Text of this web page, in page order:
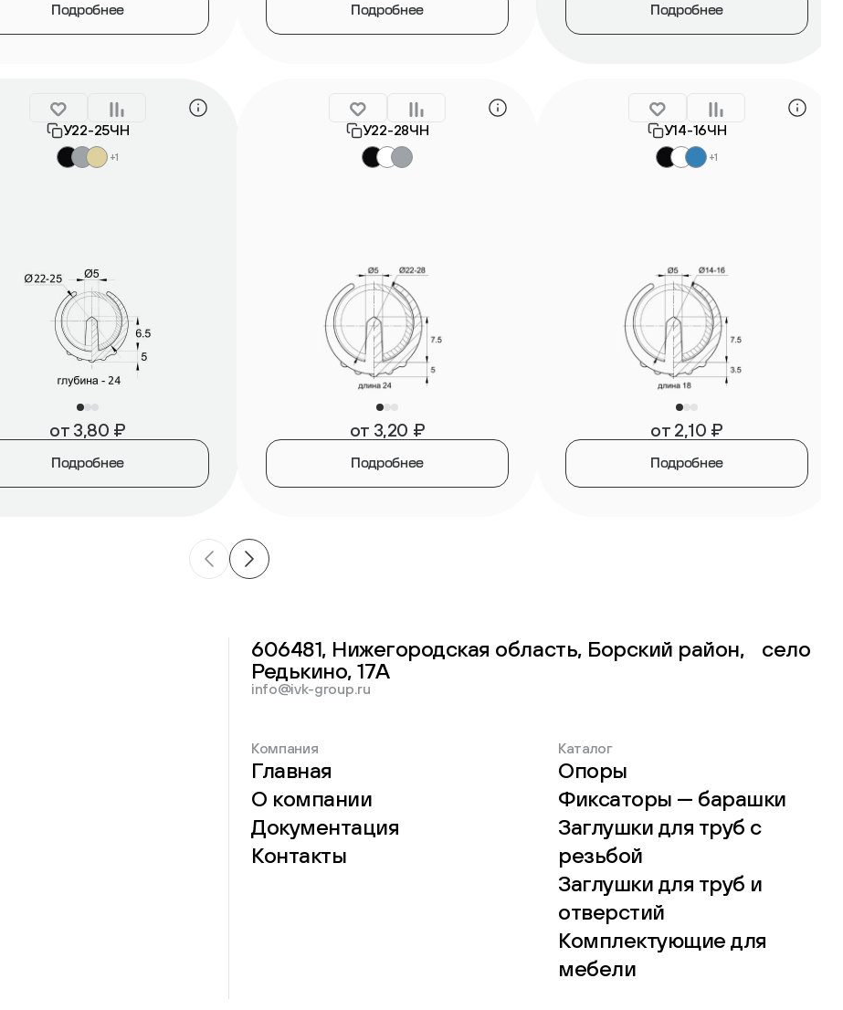
Подробнее Подробнее Подробнее
У22-25ЧН
+1
от 3,80 ₽
Подробнее
У22-28ЧН
от 3,20 ₽
Подробнее
У14-16ЧН
+1
от 2,10 ₽
Подробнее
606481, Нижегородская область, Борский район, село
Редькино, 17А
info@ivk-group.ru
Компания
Главная
О компании
Документация
Контакты
Каталог
Опоры
Фиксаторы — барашки
Заглушки для труб с
резьбой
Заглушки для труб и
отверстий
Комплектующие для
мебели